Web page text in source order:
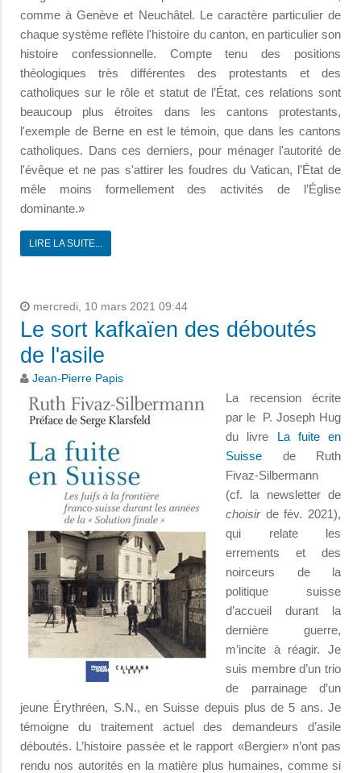
comme à Genève et Neuchâtel. Le caractère particulier de
chaque système reflète l'histoire du canton, en particulier son
histoire confessionnelle. Compte tenu des positions
théologiques très différentes des protestants et des
catholiques sur le rôle et statut de l’État, ces relations sont
beaucoup plus étroites dans les cantons protestants,
l'exemple de Berne en est le témoin, que dans les cantons
catholiques. Dans ces derniers, pour ménager l'autorité de
l'évêque et ne pas s'attirer les foudres du Vatican, l’État de
mêle moins formellement des activités de l’Église
dominante.»
LIRE LA SUITE...
mercredi, 10 mars 2021 09:44
Le sort kafkaïen des déboutés
de l'asile
Jean-Pierre Papis
La recension écrite
par le P. Joseph Hug
du livre La fuite en
Suisse de Ruth
Fivaz-Silbermann
(cf. la newsletter de
choisirde fév. 2021),
qui relate les
errements et des
noirceurs de la
politique suisse
d’accueil durant la
dernière guerre,
m’incite à réagir. Je
suis membre d’un trio
de parrainage d’un
jeune Érythréen, S.N., en Suisse depuis plus de 5 ans. Je
témoigne du traitement actuel des demandeurs d’asile
déboutés. L’histoire passée et le rapport «Bergier» n’ont pas
rendu nos autorités en la matière plus humaines, comme si